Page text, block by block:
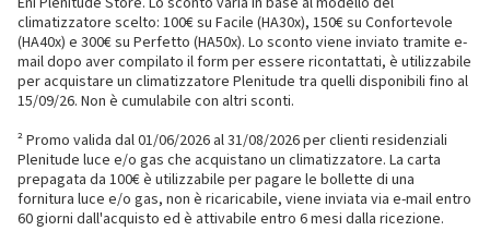
climatizzatore scelto: 100€ su Facile (HA30x), 150€ su Confortevole
(HA40x) e 300€ su Perfetto (HA50x). Lo sconto viene inviato tramite e-
mail dopo aver compilato il form per essere ricontattati, è utilizzabile
per acquistare un climatizzatore Plenitude tra quelli disponibili fino al
15/09/26. Non è cumulabile con altri sconti.
² Promo valida dal 01/06/2026 al 31/08/2026 per clienti residenziali
Plenitude luce e/o gas che acquistano un climatizzatore. La carta
prepagata da 100€ è utilizzabile per pagare le bollette di una
fornitura luce e/o gas, non è ricaricabile, viene inviata via e-mail entro
60 giorni dall'acquisto ed è attivabile entro 6 mesi dalla ricezione.